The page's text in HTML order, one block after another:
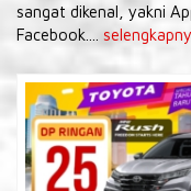
sangat dikenal, yakni
Facebook....